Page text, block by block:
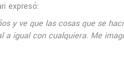
expresó:
y ve que las cosas que se
igual con cualquiera. Me